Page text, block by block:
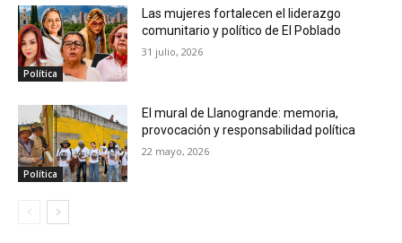
Política
Las mujeres fortalecen el liderazgo
comunitario y político de El Poblado
31 julio, 2026
Política
El mural de Llanogrande: memoria,
provocación y responsabilidad política
22 mayo, 2026